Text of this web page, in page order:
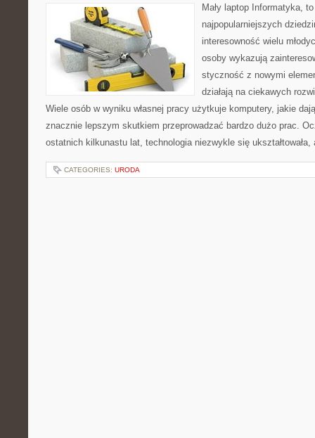
Mały laptop Informatyka,
najpopularniejszych
interesowność wielu
osoby wykazują
styczność z nowymi
działają na ciekawych
Wiele osób w wyniku własnej pracy użytkuje komputery, jakie
znacznie lepszym skutkiem przeprowadzać bardzo dużo prac.
ostatnich kilkunastu lat, technologia niezwykle się
CATEGORIES: URODA